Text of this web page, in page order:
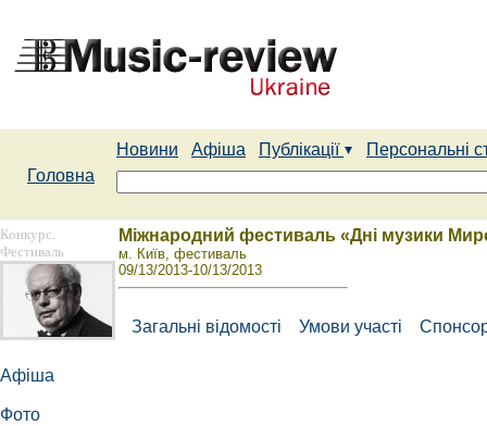
Новини Афіша Публікації
Персональні
Головна
Конкурс.
Фестиваль
Афіша
Фото
Міжнародний фестиваль «Дні музики
м. Київ, фестиваль
09/13/2013-10/13/2013
Загальні відомості Умови участі